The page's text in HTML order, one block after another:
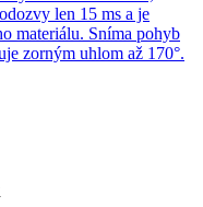
len 15 ms a je
materiálu. Sníma pohyb
zorným uhlom až 170°.